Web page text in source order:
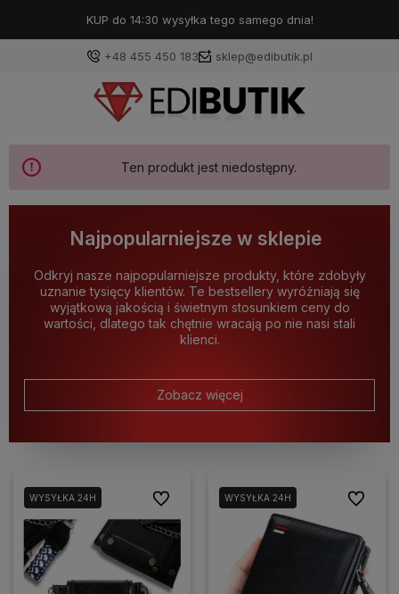
KUP do 14:30 wysyłka tego samego dnia!
+48 455 450 183 sklep@edibutik.pl
Ten produkt jest niedostępny.
Najpopularniejsze w sklepie
Odkryj nasze najpopularniejsze produkty, które zdobyły
uznanie tysięcy klientów. Te bestsellery wyróżniają się
wyjątkową jakością i świetnym stosunkiem ceny do
wartości, dlatego tak chętnie wracają po nie nasi stali
klienci.
Zobacz więcej
WYSYŁKA 24H Do ulubionychWYSYŁKA 24H Do